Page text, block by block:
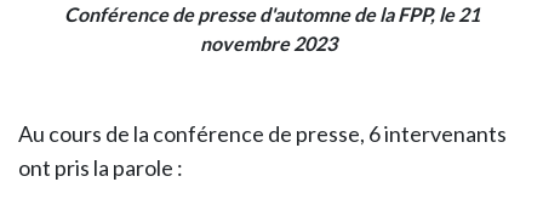
Conférence de presse d'automne de la FPP, le 21
novembre 2023
Au cours de la conférence de presse, 6 intervenants
ont pris la parole :